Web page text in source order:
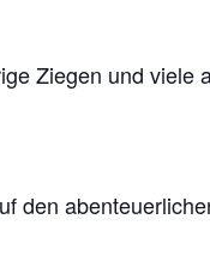
Ziegen und viele
den